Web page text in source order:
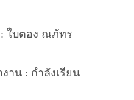
ใบตอง ณภัทร
าน : กำลังเรียน